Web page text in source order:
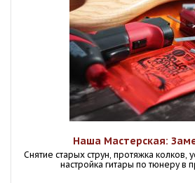
Наша Мастерская:
Снятие старых струн, протяжка колков,
настройка гитары по тюнеру в